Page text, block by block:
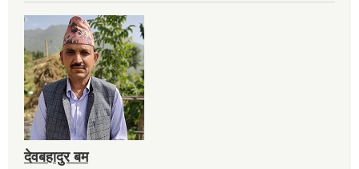
देवबहादुर बम